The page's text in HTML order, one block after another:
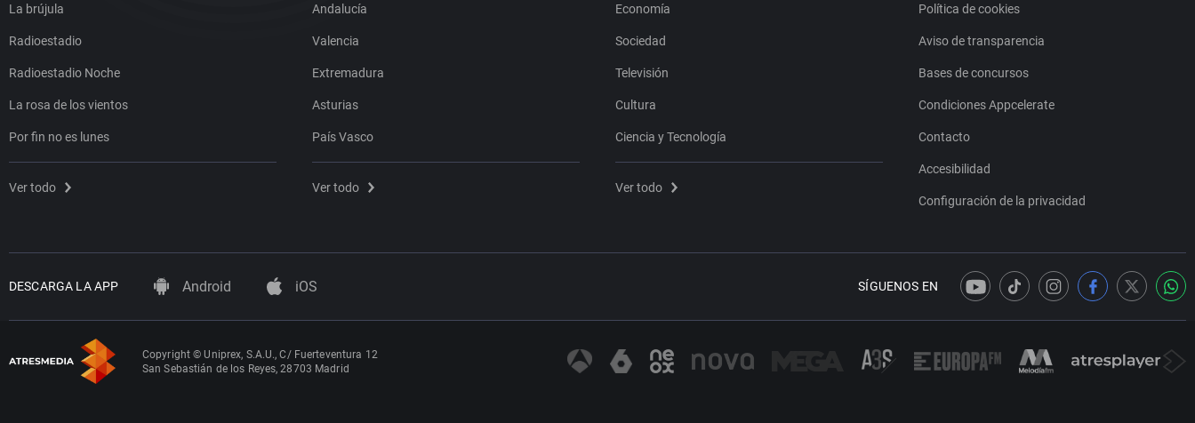
La brújula
Radioestadio
Radioestadio Noche
La rosa de los vientos
Por fin no es lunes
Ver todo
Andalucía
Valencia
Extremadura
Asturias
País Vasco
Ver todo
Economía
Sociedad
Televisión
Cultura
Ciencia y Tecnología
Ver todo
Política de cookies
Aviso de transparencia
Bases de concursos
Condiciones Appcelerate
Contacto
Accesibilidad
Configuración de la privacidad
DESCARGA LA APP Android iOS SÍGUENOS EN
Copyright © Uniprex, S.A.U., C/ Fuerteventura 12
San Sebastián de los Reyes, 28703 Madrid